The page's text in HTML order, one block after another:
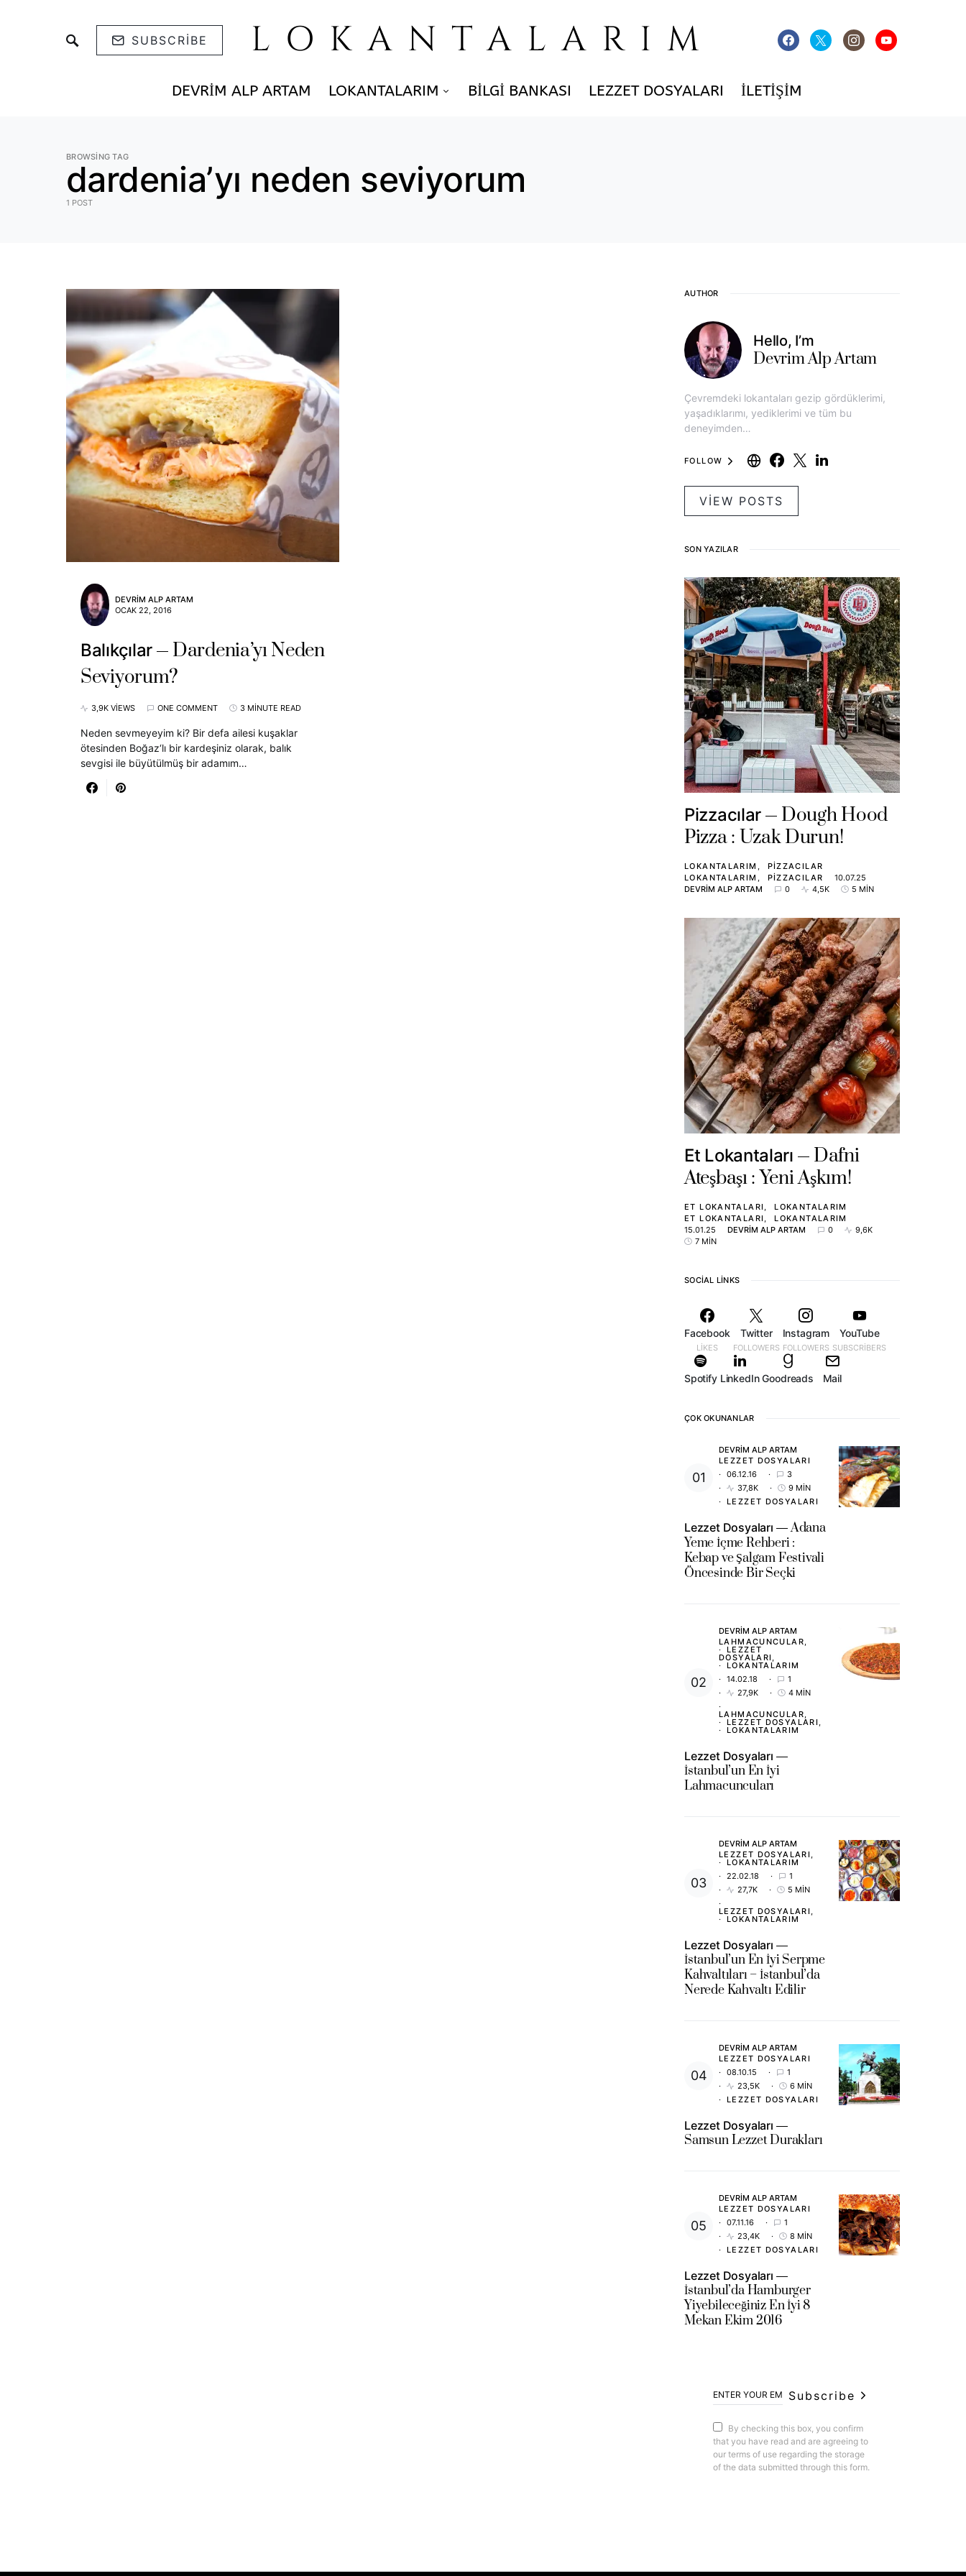
SUBSCRIBE LOKANTALARIM
DEVRIM ALP ARTAM LOKANTALARIM BILGI BANKASI LEZZET DOSYALARI İLETIŞIM
BROWSING TAG
dardenia’yı neden seviyorum
1 POST
DEVRIM ALP ARTAM
OCAK 22, 2016
Balıkçılar
Dardenia’yı Neden
Seviyorum?
3,9K VIEWS ONE COMMENT 3 MINUTE READ
Neden sevmeyeyim ki? Bir defa ailesi kuşaklar
ötesinden Boğaz‘lı bir kardeşiniz olarak, balık
sevgisi ile büyütülmüş bir adamım…
AUTHOR
Hello, I’m
Devrim Alp Artam
Çevremdeki lokantaları gezip gördüklerimi,
yaşadıklarımı, yediklerimi ve tüm bu
deneyimden…
FOLLOW
VIEW POSTS
SON YAZILAR
Pizzacılar
Dough Hood
Pizza : Uzak Durun!
LOKANTALARIM
PIZZACILAR
LOKANTALARIM
PIZZACILAR
10.07.25
DEVRIM ALP ARTAM
0 4,5K 5 MIN
Et Lokantaları
Dafni
Ateşbaşı : Yeni Aşkım!
ET LOKANTALARI
LOKANTALARIM
ET LOKANTALARI
LOKANTALARIM
15.01.25
DEVRIM ALP ARTAM 0
9,6K
7 MIN
SOCIAL LINKS
Facebook
LIKES
Twitter
FOLLOWERS
Instagram
FOLLOWERS
YouTube
SUBSCRIBERS
Spotify LinkedIn Goodreads Mail
ÇOK OKUNANLAR
DEVRIM ALP ARTAM
LEZZET DOSYALARI
06.12.16
3
37,8K
9 MIN
LEZZET DOSYALARI
Lezzet Dosyaları
Adana
Yeme İçme Rehberi :
Kebap ve Şalgam Festivali
Öncesinde Bir Seçki
DEVRIM ALP ARTAM
LAHMACUNCULAR
LEZZET
DOSYALARI
LOKANTALARIM
14.02.18
1
27,9K
4 MIN
LAHMACUNCULAR
LEZZET DOSYALARI
LOKANTALARIM
Lezzet Dosyaları
İstanbul’un En İyi
Lahmacuncuları
DEVRIM ALP ARTAM
LEZZET DOSYALARI
LOKANTALARIM
22.02.18
1
27,7K
5 MIN
LEZZET DOSYALARI
LOKANTALARIM
Lezzet Dosyaları
İstanbul’un En İyi Serpme
Kahvaltıları – İstanbul’da
Nerede Kahvaltı Edilir
DEVRIM ALP ARTAM
LEZZET DOSYALARI
08.10.15
1
23,5K
6 MIN
LEZZET DOSYALARI
Lezzet Dosyaları
Samsun Lezzet Durakları
DEVRIM ALP ARTAM
LEZZET DOSYALARI
07.11.16
1
23,4K
8 MIN
LEZZET DOSYALARI
Lezzet Dosyaları
İstanbul’da Hamburger
Yiyebileceğiniz En İyi 8
Mekan Ekim 2016
Subscribe
By checking this box, you confirm
that you have read and are agreeing to
our terms of use regarding the storage
of the data submitted through this form.